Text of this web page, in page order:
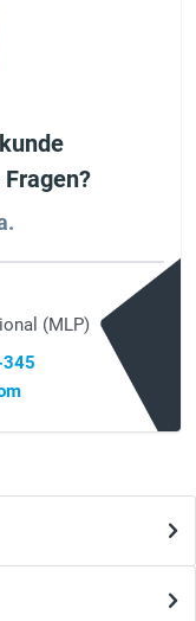
(MLP)